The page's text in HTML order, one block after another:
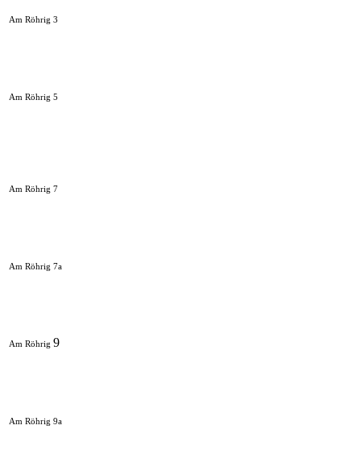
Am Röhrig 3
Am Röhrig 5
Am Röhrig 7
Am Röhrig 7a
Am Röhrig 9
Am Röhrig 9a